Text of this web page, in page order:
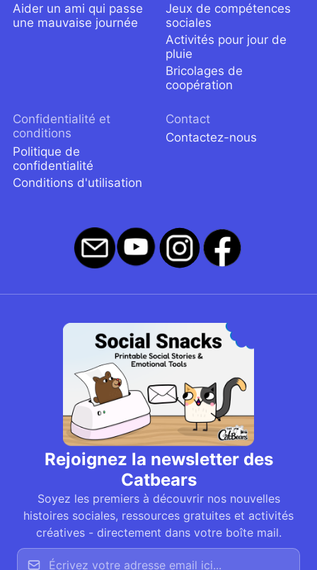
Aider un ami qui passe
une mauvaise journée
Jeux de compétences
sociales
Activités pour jour de
pluie
Bricolages de
coopération
Confidentialité et
conditions
Politique de
confidentialité
Conditions d'utilisation
Contact
Contactez-nous
Rejoignez la newsletter des
Catbears
Soyez les premiers à découvrir nos nouvelles
histoires sociales, ressources gratuites et activités
créatives - directement dans votre boîte mail.